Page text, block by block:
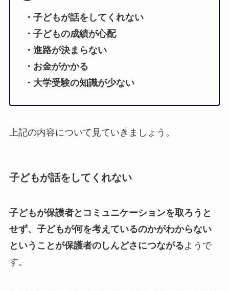
・子どもが話をしてくれない
・子どもの成績が心配
・進路が決まらない
・お金がかかる
・大学受験の知識が少ない
上記の内容について見ていきましょう。
子どもが話をしてくれない
子どもが保護者とコミュニケーションを取ろうと
せず、子どもが何を考えているのかがわからない
ということが保護者のしんどさにつながるようで
す。